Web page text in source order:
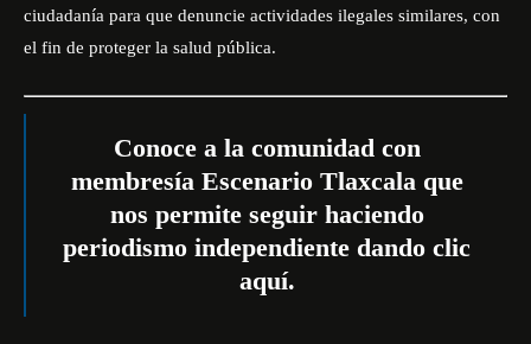
ciudadanía para que denuncie actividades ilegales similares, con
el fin de proteger la salud pública.
Conoce a la comunidad con
membresía Escenario Tlaxcala que
nos permite seguir haciendo
periodismo independiente dando clic
aquí.